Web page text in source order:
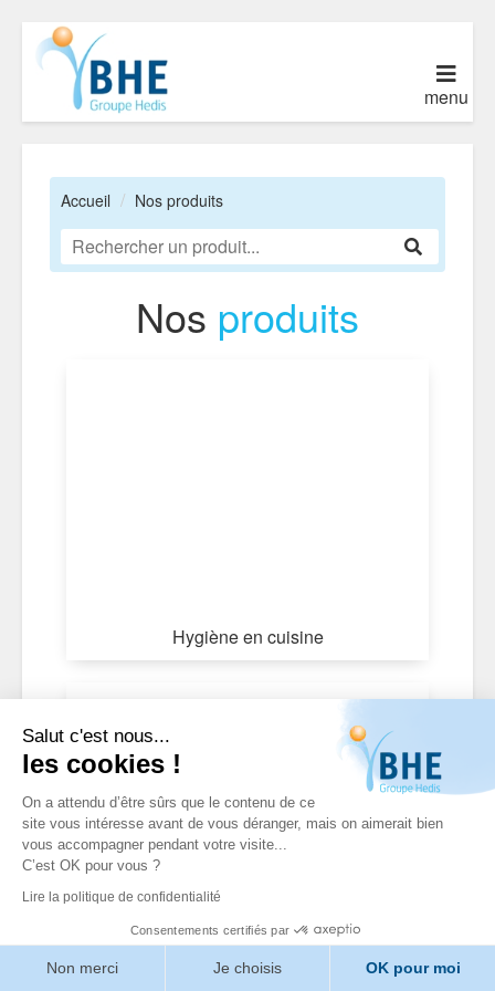
Salut c'est nous...
les cookies !
On a attendu d’être sûrs que le contenu de ce
site vous intéresse avant de vous déranger, mais on aimerait bien
vous accompagner pendant votre visite...
C’est OK pour vous ?
Lire la politique de confidentialité
Consentements certifiés par
Non merci Je choisis OK pour moi
menu
Accueil Nos produits
Nos produits
Hygiène en cuisine
Arts de la table